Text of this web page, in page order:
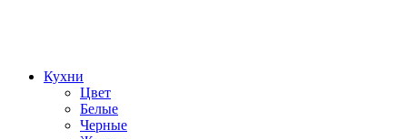
Кухни
Цвет
Белые
Черные